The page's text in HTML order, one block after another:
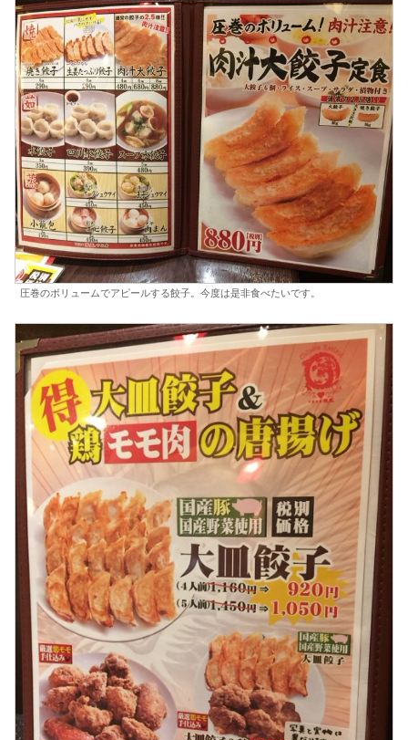
圧巻のボリュームでアピールする餃子。今度は是非食べたいです。